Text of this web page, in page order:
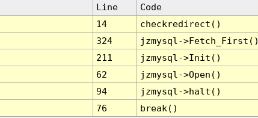
Line
Code
14
checkredirect()
324
jzmysql-
211
jzmysql->Init()
62
jzmysql->Open()
94
jzmysql->halt()
76 break()